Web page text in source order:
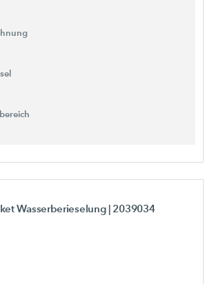
Wasserberieselung | 2039034